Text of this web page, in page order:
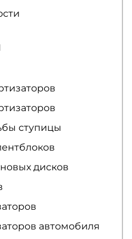
ступицы
дисков
автомобиля